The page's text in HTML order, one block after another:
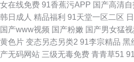
女在线免费 91香蕉污APP 国产高清
韩日成人 精品福利 91天堂一区二区
国产www视频 国产粉嫩 国产男女猛
黄色片 变态另态另类2 91李宗精品 黑
产无码网站 三级无毒免费 青青草51